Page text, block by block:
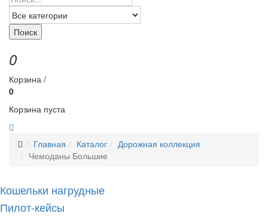
Поиск
0
Корзина /
0
Корзина пуста
Главная Каталог
Дорожная коллекция
Чемоданы Большие
Кошельки нагрудные
Пилот-кейсы